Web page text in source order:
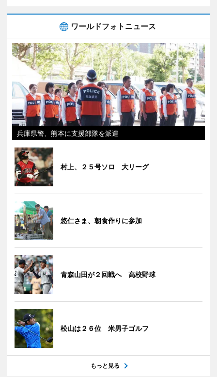
ワールドフォトニュース
兵庫県警、熊本に支援部隊を派遣
村上、２５号ソロ 大リーグ
悠仁さま、朝食作りに参加
青森山田が２回戦へ 高校野球
松山は２６位 米男子ゴルフ
もっと見る